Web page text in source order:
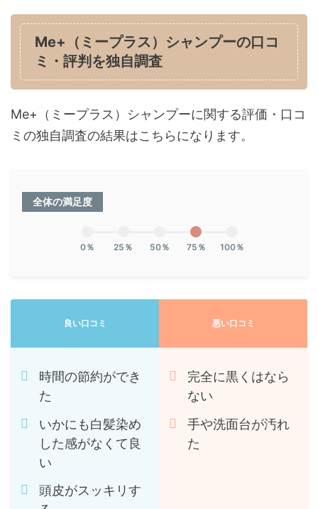
Me+（ミープラス）シャンプーの口コ
ミ・評判を独自調査
Me+（ミープラス）シャンプーに関する評価・口コ
ミの独自調査の結果はこちらになります。
全体の満足度
0％ 25％ 50％ 75％ 100％
良い口コミ 悪い口コミ
時間の節約ができ
た
いかにも白髪染め
した感がなくて良
い
頭皮がスッキリす
完全に黒くはなら
ない
手や洗面台が汚れ
た